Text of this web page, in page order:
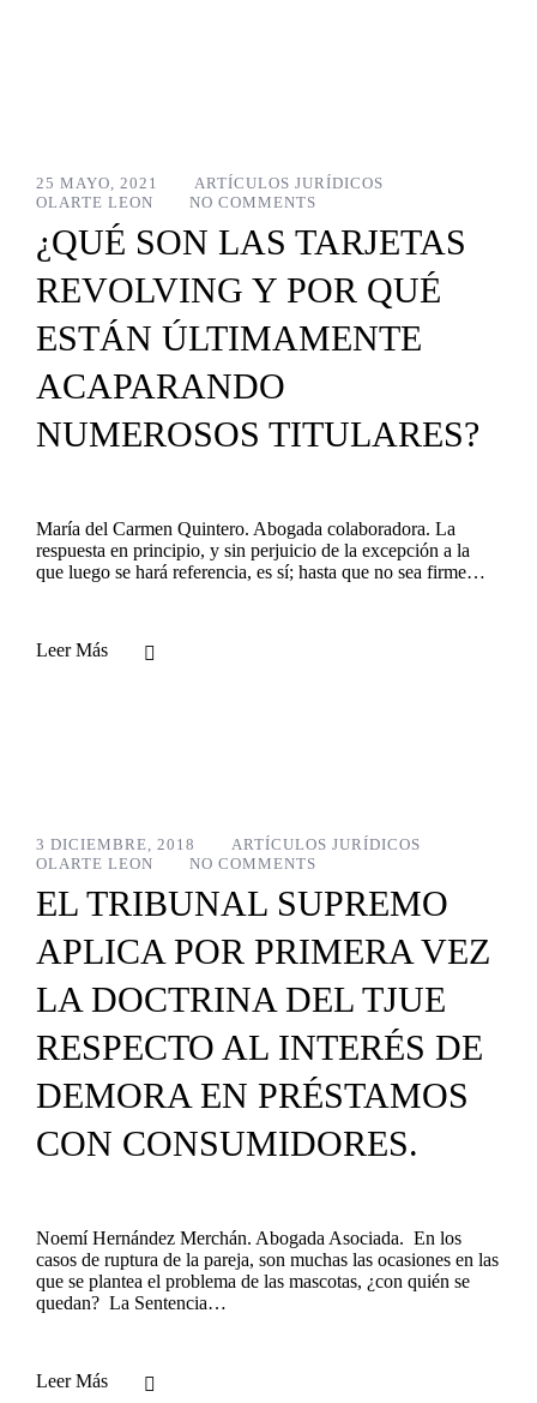
25 MAYO, 2021
ARTÍCULOS JURÍDICOS
OLARTE LEON
NO COMMENTS
¿QUÉ SON LAS TARJETAS
REVOLVING Y POR QUÉ
ESTÁN ÚLTIMAMENTE
ACAPARANDO
NUMEROSOS TITULARES?
María del Carmen Quintero. Abogada colaboradora. La
respuesta en principio, y sin perjuicio de la excepción a la
que luego se hará referencia, es sí; hasta que no sea firme…
Leer Más
3 DICIEMBRE, 2018
ARTÍCULOS JURÍDICOS
OLARTE LEON
NO COMMENTS
EL TRIBUNAL SUPREMO
APLICA POR PRIMERA VEZ
LA DOCTRINA DEL TJUE
RESPECTO AL INTERÉS DE
DEMORA EN PRÉSTAMOS
CON CONSUMIDORES.
Noemí Hernández Merchán. Abogada Asociada. En los
casos de ruptura de la pareja, son muchas las ocasiones en las
que se plantea el problema de las mascotas, ¿con quién se
quedan? La Sentencia…
Leer Más